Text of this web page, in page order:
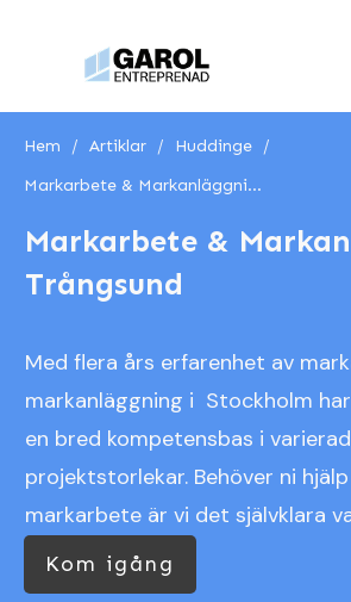
Hem / Artiklar / Huddinge /
Markarbete & Markanläggning i Trångsund
Markarbete &
Trångsund
Med flera års erfarenhet av
markanläggning i Stockholm
en bred kompetensbas i
projektstorlekar. Behöver ni
markarbete är vi det självklara
Kom igång